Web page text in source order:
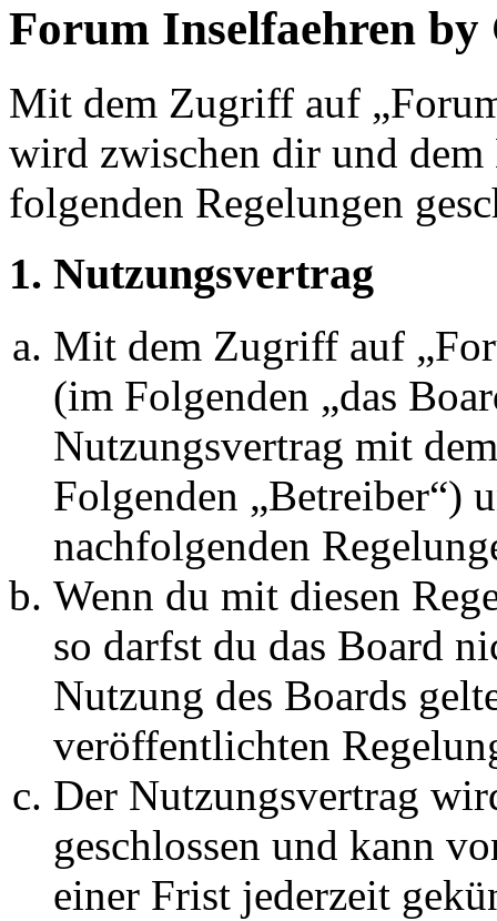
Forum Inselfaehren
Mit dem Zugriff auf
wird zwischen dir und
folgenden Regelungen
1. Nutzungsvertrag
Mit dem Zugriff auf
(im Folgenden „das
Nutzungsvertrag mit
Folgenden „Betreiber“)
nachfolgenden
Wenn du mit diesen
so darfst du das Board
Nutzung des Boards
veröffentlichten
Der Nutzungsvertrag
geschlossen und kann
einer Frist jederzeit